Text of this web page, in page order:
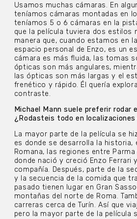
Usamos muchas cámaras. En
teníamos cámaras montadas en
teníamos 5 o 6 cámaras en la
que la película tuviera dos estilos
manera que, cuando estamos en
espacio personal de Enzo, es un
cámara es más fluida, las tomas
ópticas son más angulares,
las ópticas son más largas y el
frenético y rápido. Él quería
contraste.
Michael Mann suele preferir rodar
¿Rodasteis todo en
La mayor parte de la película se
es donde se desarrolla la historia,
Romana, las regiones entre
donde nació y creció Enzo Ferrari
compañía. Después, parte de la
y la secuencia de la comida que
pasado tienen lugar en Gran
montañas del norte de Roma.
carreras cerca de Turín. Así que
pero la mayor parte de la película